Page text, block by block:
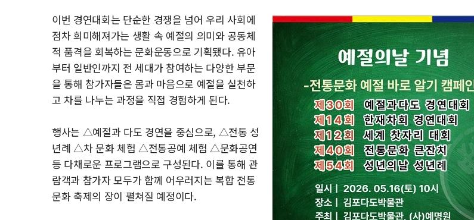
이번 경연대회는 단순한 경쟁을 넘어 우리 사회에
점차 희미해져가는 생활 속 예절의 의미와 공동체
적 품격을 회복하는 문화운동으로 기획됐다. 유아
부터 일반인까지 전 세대가 참여하는 다양한 부문
을 통해 참가자들은 몸과 마음으로 예절을 실천하
고 차를 나누는 과정을 직접 경험하게 된다.
행사는 △예절과 다도 경연을 중심으로, △전통 성
년례 △차 문화 체험 △전통공예 체험 △문화공연
등 다채로운 프로그램으로 구성된다. 이를 통해 관
람객과 참가자 모두가 함께 어우러지는 복합 전통
문화 축제의 장이 펼쳐질 예정이다.